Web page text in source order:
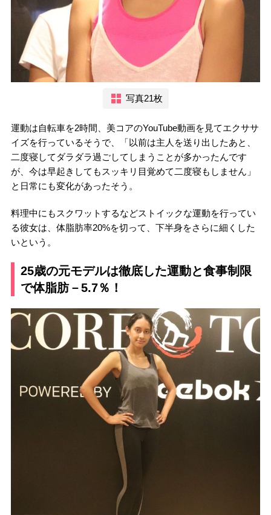
写真21枚
運動は自転車を2時間、美コアのYouTube動画を見てエクササ
イズを行っているそうで、「以前は主人を送り出したあと、
二度寝してダラダラ過ごしてしまうことが多かったんです
が、今は早起きしてもスッキリ目覚めて二度寝もしません」
と日常にも変化があったそう。
料理中にもスクワットするなどストイックな運動を行ってい
る彼女は、体脂肪率20%を切って、下半身をさらに細くした
いという。
25歳の元モデルは徹底した運動と食事制限
で体脂肪－5.7％！